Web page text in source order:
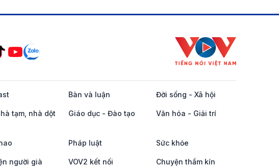
Bàn và luận Đời sống - Xã hội
tạm, nhà dột
Giáo dục - Đào tạo Văn hóa - Giải trí
Pháp luật Sức khỏe
người già VOV2 kết nối Chuyện thầm kín